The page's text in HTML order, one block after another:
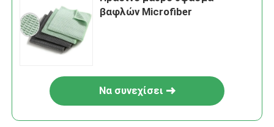
βαφλών Microfiber
Να συνεχίσει